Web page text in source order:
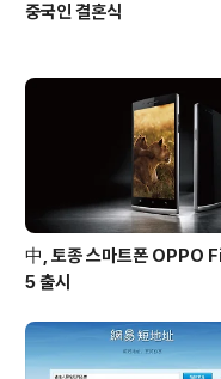
중국인 결혼식
中, 토종 스마트폰 OPPO
5 출시